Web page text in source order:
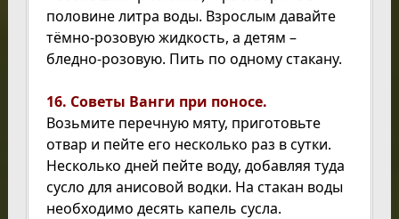
половине литра воды. Взрослым давайте
тёмно-розовую жидкость, а детям –
бледно-розовую. Пить по одному стакану.
16. Советы Ванги при поносе.
Возьмите перечную мяту, приготовьте
отвар и пейте его несколько раз в сутки.
Несколько дней пейте воду, добавляя туда
сусло для анисовой водки. На стакан воды
необходимо десять капель сусла.